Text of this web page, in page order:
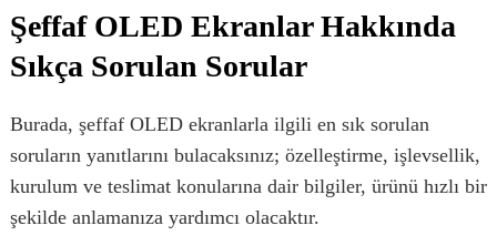
Şeffaf OLED Ekranlar Hakkında
Sıkça Sorulan Sorular
Burada, şeffaf OLED ekranlarla ilgili en sık sorulan
soruların yanıtlarını bulacaksınız; özelleştirme, işlevsellik,
kurulum ve teslimat konularına dair bilgiler, ürünü hızlı bir
şekilde anlamanıza yardımcı olacaktır.